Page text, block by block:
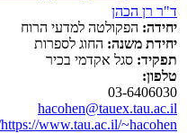
ד"ר רן הכהן
יחידה: הפקולטה למדעי הרוח
יחידת משנה: החוג לספרות
תפקיד: סגל אקדמי בכיר
טלפון:
03-6406030
hacohen@tauex.tau.ac.il
https://www.tau.ac.il/~hacohen/